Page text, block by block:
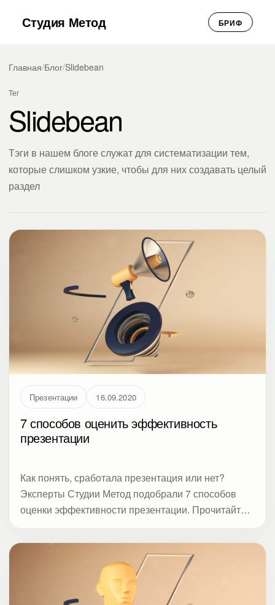
Студия Метод БРИФ
Главная/Блог/Slidebean
Тег
Slidebean
Тэги в нашем блоге служат для систематизации тем,
которые слишком узкие, чтобы для них создавать целый
раздел
Презентации 16.09.2020
7 способов оценить эффективность
презентации
Как понять, сработала презентация или нет?
Эксперты Студии Метод подобрали 7 способов
оценки эффективности презентации. Прочитайте,
инфографику, репетировать, или аудиторию